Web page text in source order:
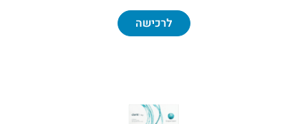
לרכישה